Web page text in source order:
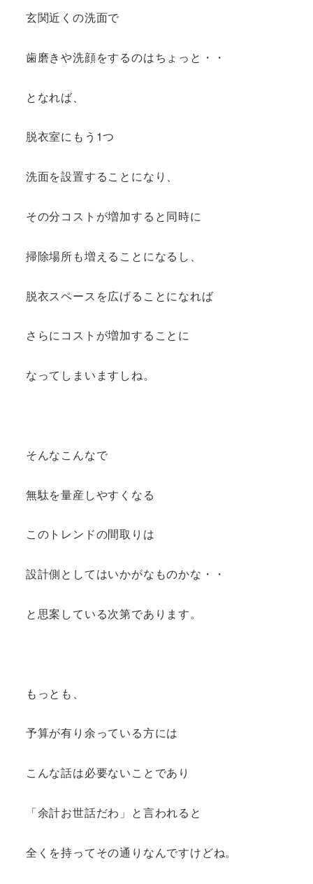
玄関近くの洗面で
歯磨きや洗顔をするのはちょっと・・
となれば、
脱衣室にもう1つ
洗面を設置することになり、
その分コストが増加すると同時に
掃除場所も増えることになるし、
脱衣スペースを広げることになれば
さらにコストが増加することに
なってしまいますしね。
そんなこんなで
無駄を量産しやすくなる
このトレンドの間取りは
設計側としてはいかがなものかな・・
と思案している次第であります。
もっとも、
予算が有り余っている方には
こんな話は必要ないことであり
「余計お世話だわ」と言われると
全くを持ってその通りなんですけどね。